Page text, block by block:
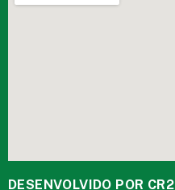
DESENVOLVIDO POR CR2